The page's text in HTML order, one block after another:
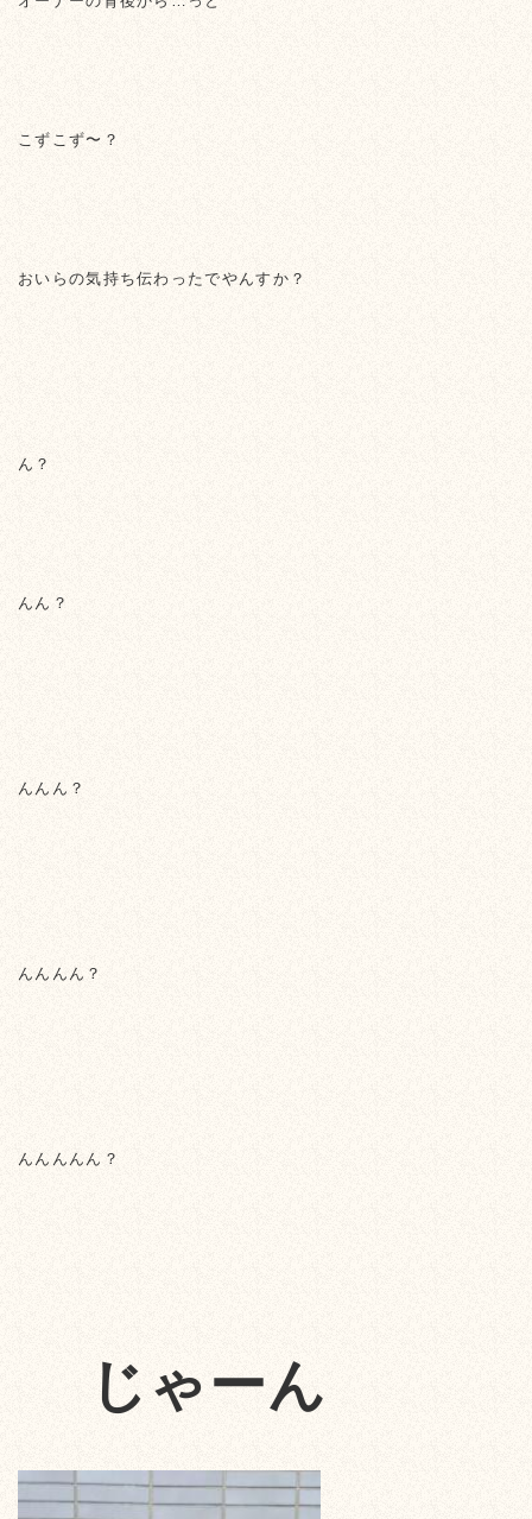
こずこず〜？
おいらの気持ち伝わったでやんすか？
ん？
んん？
んんん？
んんんん？
んんんんん？
じゃーん